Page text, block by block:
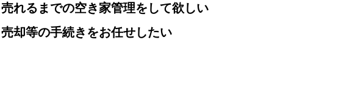
売れるまでの空き家管理をして欲しい
売却等の手続きをお任せしたい